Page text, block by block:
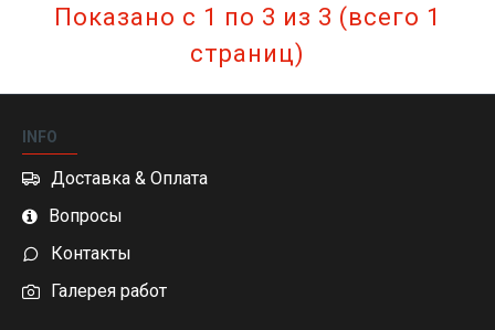
Показано с 1 по 3 из 3 (всего 1
страниц)
INFO
Доставка & Оплата
Вопросы
Контакты
Галерея работ